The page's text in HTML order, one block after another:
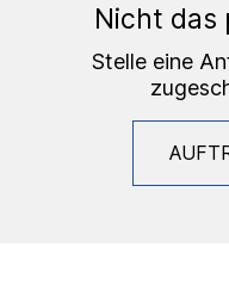
Nicht das
Stelle eine